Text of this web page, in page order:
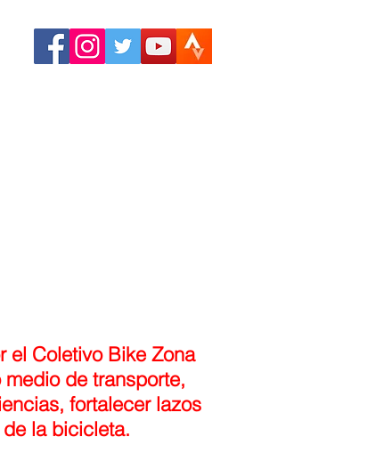
el Coletivo Bike Zona
de transporte,
fortalecer lazos
la bicicleta.